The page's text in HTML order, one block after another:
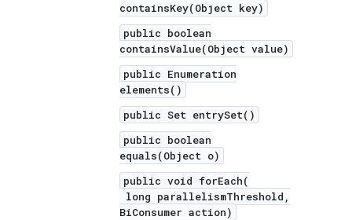
containsKey(Object key)
public boolean
containsValue(Object value)
public Enumeration
elements()
public Set entrySet()
public boolean
equals(Object o)
public void forEach(
long parallelismThreshold,
BiConsumer action)